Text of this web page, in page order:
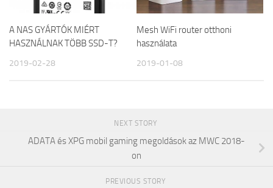
A NAS GYÁRTÓK MIÉRT
HASZNÁLNAK TÖBB SSD-T?
2019-02-28
Mesh WiFi router otthoni
használata
2019-01-08
NEXT STORY
ADATA és XPG mobil gaming megoldások az MWC 2018-
on
PREVIOUS STORY